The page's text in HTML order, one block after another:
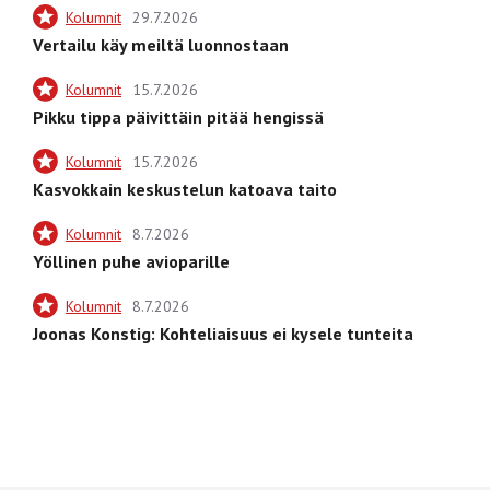
Kolumnit 29.7.2026
Vertailu käy meiltä luonnostaan
Kolumnit 15.7.2026
Pikku tippa päivittäin pitää hengissä
Kolumnit 15.7.2026
Kasvokkain keskustelun katoava taito
Kolumnit 8.7.2026
Yöllinen puhe avioparille
Kolumnit 8.7.2026
Joonas Konstig: Kohteliaisuus ei kysele tunteita